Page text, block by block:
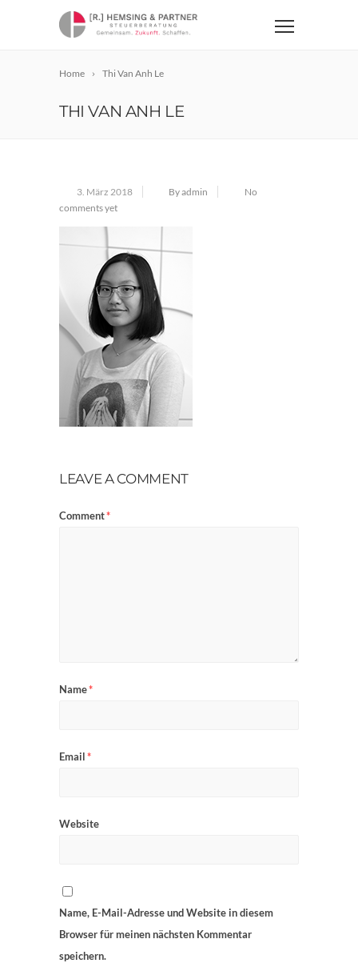
Home Thi Van Anh Le
THI VAN ANH LE
3. März 2018 By admin
No
comments yet
LEAVE A COMMENT
Comment*
Name*
Email*
Website
Name, E-Mail-Adresse und Website in diesem
Browser für meinen nächsten Kommentar
speichern.